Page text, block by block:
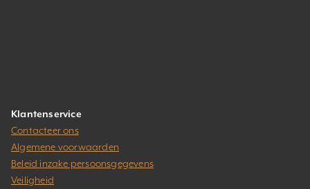
Klantenservice
Contacteer ons
Algemene voorwaarden
Beleid inzake persoonsgegevens
Veiligheid